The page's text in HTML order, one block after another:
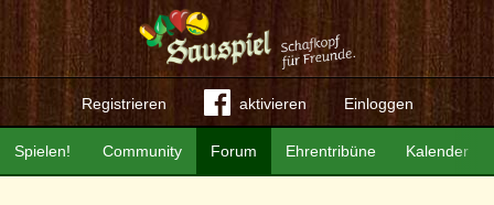
Registrieren aktivieren Einloggen
Community Forum Ehrentribüne Kalender
Spielen!